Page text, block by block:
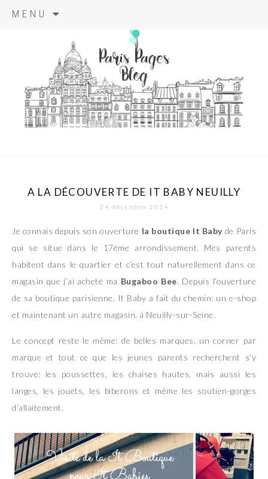
MENU
principal
paris pages
blog
A LA DÉCOUVERTE DE IT BABY NEUILLY
24 décembre 2014
Je connais depuis son ouverture la boutique It Babyde Paris
qui se situe dans le 17ème arrondissement. Mes parents
habitent dans le quartier et c’est tout naturellement dans ce
magasin que j’ai acheté ma Bugaboo Bee. Depuis l’ouverture
de sa boutique parisienne, It Baby a fait du chemin: un e-shop
et maintenant un autre magasin, à Neuilly-sur-Seine.
Le concept reste le même: de belles marques, un corner par
marque et tout ce que les jeunes parents recherchent s’y
trouve: les poussettes, les chaises hautes, mais aussi les
langes, les jouets, les biberons et même les soutien-gorges
d’allaitement.